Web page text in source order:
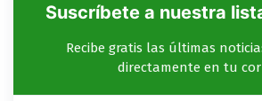
Suscríbete a nuestra
Recibe gratis las últimas
directamente en tu